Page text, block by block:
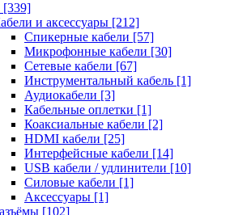
[339]
и аксессуары [212]
Спикерные кабели [57]
Микрофонные кабели [30]
Сетевые кабели [67]
Инструментальный кабель [1]
Аудиокабели [3]
Кабельные оплетки [1]
Коаксиальные кабели [2]
HDMI кабели [25]
Интерфейсные кабели [14]
USB кабели / удлинители [10]
Силовые кабели [1]
Аксессуары [1]
[102]